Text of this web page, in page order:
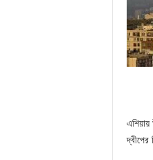
এশিয়ায়
দ্বীপের